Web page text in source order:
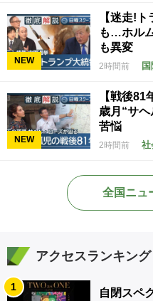
NEW
【迷走!
も…ホル
も異変
2時間前 国
NEW
【戦後81
歳月“サ
苦悩
2時間前 社
全国ニュ
アクセスランキング
1
自閉スペ